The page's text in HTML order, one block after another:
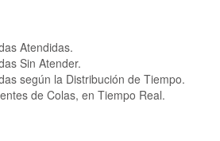
Atendidas.
Sin Atender.
según la Distribución de Tiempo.
de Colas, en Tiempo Real.